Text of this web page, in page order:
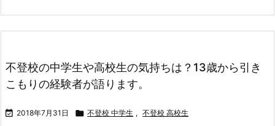
不登校の中学生や高校生の気持ちは？13歳から引き
こもりの経験者が語ります。
 2018年7月31日  不登校 中学生 , 不登校 高校生